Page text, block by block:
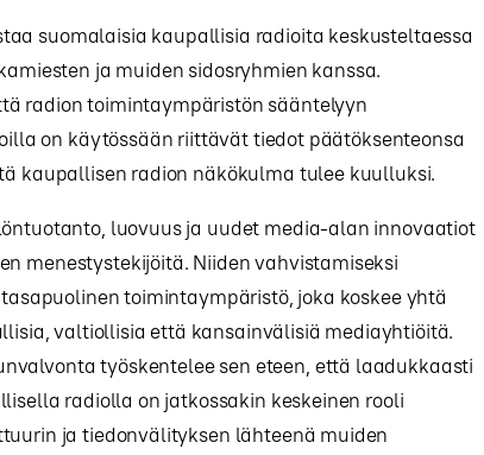
suomalaisia kaupallisia radioita keskusteltaessa
ja muiden sidosryhmien kanssa.
radion toimintaympäristön sääntelyyn
on käytössään riittävät tiedot päätöksenteonsa
kaupallisen radion näkökulma tulee kuulluksi.
luovuus ja uudet media-alan innovaatiot
menestystekijöitä. Niiden vahvistamiseksi
toimintaympäristö, joka koskee yhtä
valtiollisia että kansainvälisiä mediayhtiöitä.
työskentelee sen eteen, että laadukkaasti
radiolla on jatkossakin keskeinen rooli
ja tiedonvälityksen lähteenä muiden